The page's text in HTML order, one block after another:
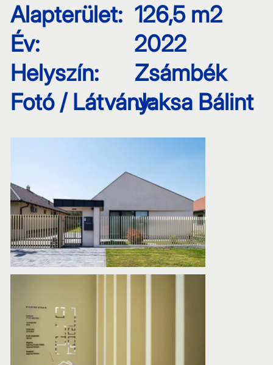
Alapterület:
Év:
126,5 m2
Helyszín:
2022
Fotó / Látvány:
Zsámbék
Jaksa Bálint